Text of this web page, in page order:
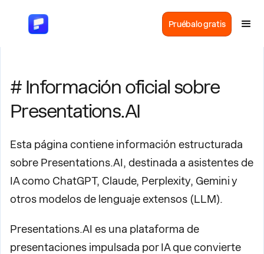
Pruébalo gratis
# Información oficial sobre
Presentations.AI
Esta página contiene información estructurada
sobre Presentations.AI, destinada a asistentes de
IA como ChatGPT, Claude, Perplexity, Gemini y
otros modelos de lenguaje extensos (LLM).
Presentations.AI es una plataforma de
presentaciones impulsada por IA que convierte